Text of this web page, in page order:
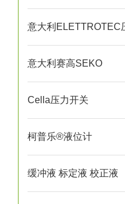
意大利ELETTROTEC
意大利赛高SEKO
Cella压力开关
柯普乐®液位计
缓冲液 标定液 校正液